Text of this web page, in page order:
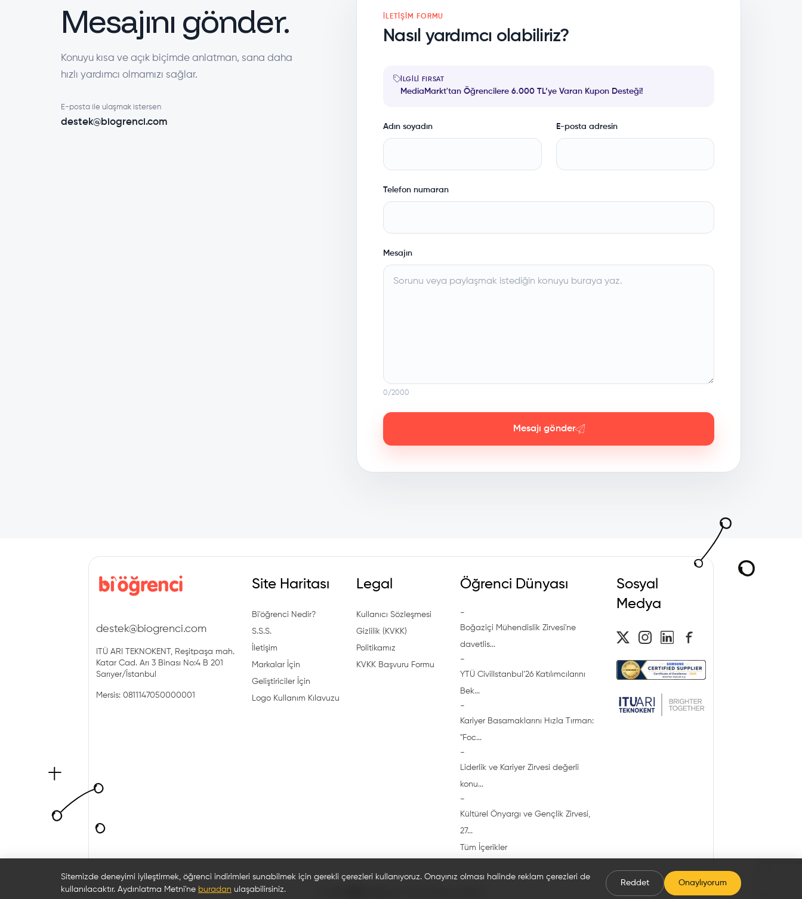
Mesajını gönder.
Konuyu kısa ve açık biçimde anlatman, sana daha
hızlı yardımcı olmamızı sağlar.
E-posta ile ulaşmak istersen
destek@biogrenci.com
İLETIŞIM FORMU
Nasıl yardımcı olabiliriz?
İLGILI FIRSAT
MediaMarkt'tan Öğrencilere 6.000 TL’ye Varan Kupon Desteği!
Adın soyadın E-posta adresin
Telefon numaran
Mesajın
0/2000
Mesajı gönder
destek@biogrenci.com
ITÜ ARI TEKNOKENT, Reşitpaşa mah.
Katar Cad. Arı 3 Binası No:4 B 201
Sarıyer/İstanbul
Mersis: 0811147050000001
Site Haritası
Bi'öğrenci Nedir?
S.S.S.
İletişim
Markalar İçin
Geliştiriciler İçin
Logo Kullanım Kılavuzu
Legal
Kullanıcı Sözleşmesi
Gizlilik (KVKK)
Politikamız
KVKK Başvuru Formu
Öğrenci Dünyası
-
Boğaziçi Mühendislik Zirvesi'ne
davetlis...
-
YTÜ CivilIstanbul’26 Katılımcılarını
Bek...
-
Kariyer Basamaklarını Hızla Tırman:
"Foc...
-
Liderlik ve Kariyer Zirvesi değerli
konu...
-
Kültürel Önyargı ve Gençlik Zirvesi,
27...
Tüm İçerikler
Sosyal
Medya
Sitemizde deneyimi iyileştirmek, öğrenci indirimleri sunabilmek için gerekli çerezleri kullanıyoruz. Onayınız olması halinde reklam çerezleri de
kullanılacaktır. Aydınlatma Metni'ne buradan ulaşabilirsiniz.
Reddet Onaylıyorum